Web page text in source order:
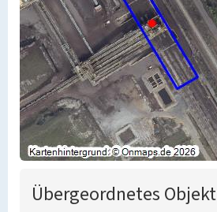
Übergeordnetes Objekt